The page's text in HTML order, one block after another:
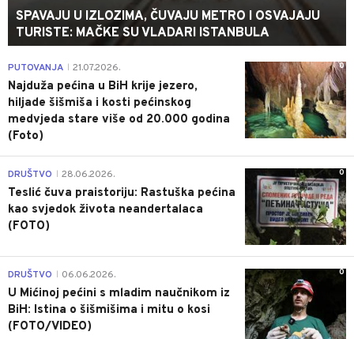
SPAVAJU U IZLOZIMA, ČUVAJU METRO I OSVAJAJU
TURISTE: MAČKE SU VLADARI ISTANBULA
0
PUTOVANJA 21.07.2026.
Najduža pećina u BiH krije jezero,
hiljade šišmiša i kosti pećinskog
medvjeda stare više od 20.000 godina
(Foto)
0
DRUŠTVO 28.06.2026.
Teslić čuva praistoriju: Rastuška pećina
kao svjedok života neandertalaca
(FOTO)
0
DRUŠTVO 06.06.2026.
U Mićinoj pećini s mladim naučnikom iz
BiH: Istina o šišmišima i mitu o kosi
(FOTO/VIDEO)